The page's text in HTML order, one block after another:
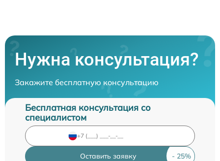
Нужна консультация?
Закажите бесплатную консультацию
Бесплатная консультация со
специалистом
Оставить заявку